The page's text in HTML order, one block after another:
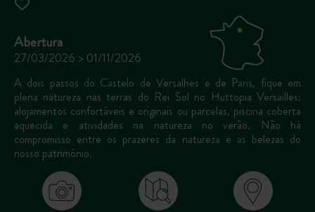
Abertura
27/03/2026 > 01/11/2026
A dois passos do Castelo de Versalhes e de Paris, fique em
plena natureza nas terras do Rei Sol no Huttopia Versailles:
alojamentos confortáveis e originais ou parcelas, piscina coberta
aquecida e atividades na natureza no verão. Não há
compromisso entre os prazeres da natureza e as belezas do
nosso património.